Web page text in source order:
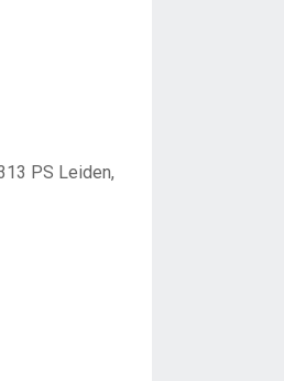
PS Leiden,